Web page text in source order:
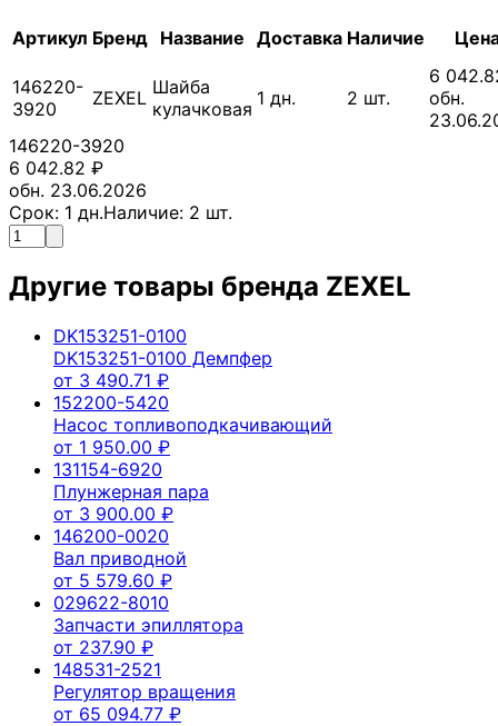
Артикул Бренд Название Доставка Наличие
146220-
3920
ZEXEL Шайба
кулачковая 1 дн. 2 шт.
6
обн.
146220-3920
6 042.82 ₽
обн. 23.06.2026
Срок: 1 дн.Наличие: 2 шт.
Другие товары бренда ZEXEL
DK153251-0100
DK153251-0100 Демпфер
от 3 490.71 ₽
152200-5420
Насос топливоподкачивающий
от 1 950.00 ₽
131154-6920
Плунжерная пара
от 3 900.00 ₽
146200-0020
Вал приводной
от 5 579.60 ₽
029622-8010
Запчасти эпиллятора
от 237.90 ₽
148531-2521
Регулятор вращения
от 65 094.77 ₽